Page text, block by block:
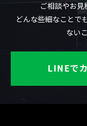
ご相談やお見
どんな些細なことで
ない
LINEで